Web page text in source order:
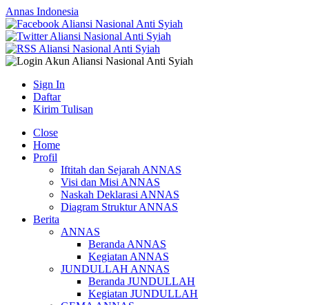
Annas Indonesia
Sign In
Daftar
Kirim Tulisan
Close
Home
Profil
Iftitah dan Sejarah ANNAS
Visi dan Misi ANNAS
Naskah Deklarasi ANNAS
Diagram Struktur ANNAS
Berita
ANNAS
Beranda ANNAS
Kegiatan ANNAS
JUNDULLAH ANNAS
Beranda JUNDULLAH
Kegiatan JUNDULLAH